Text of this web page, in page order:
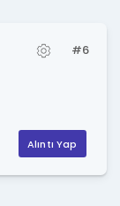
#6
Alıntı Yap